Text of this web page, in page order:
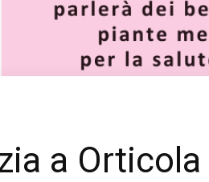
a Orticola